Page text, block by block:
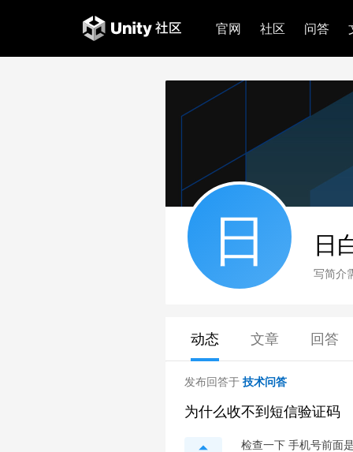
官网 社区 问答
日 日
写简介
动态 文章 回答
发布回答于 技术问答
为什么收不到短信验证码
检查一下 手机号前面